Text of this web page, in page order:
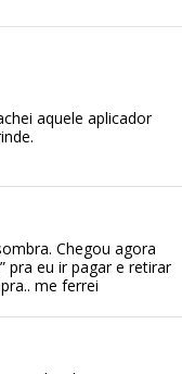
aquele aplicador
Chegou agora
pra eu ir pagar e retirar
me ferrei